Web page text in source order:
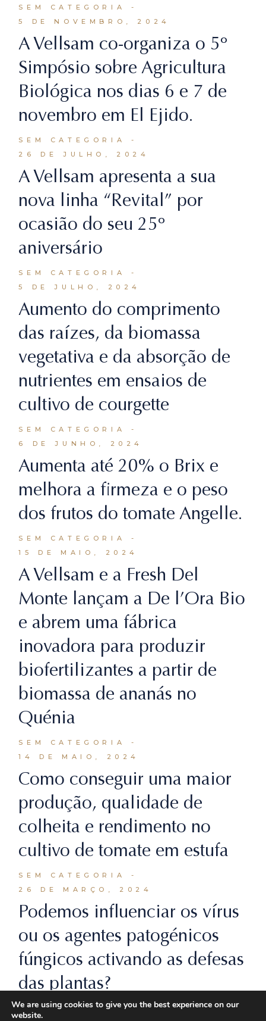
SEM CATEGORIA
5 DE NOVEMBRO, 2024
A Vellsam co-organiza o 5º
Simpósio sobre Agricultura
Biológica nos dias 6 e 7 de
novembro em El Ejido.
SEM CATEGORIA
26 DE JULHO, 2024
A Vellsam apresenta a sua
nova linha “Revital” por
ocasião do seu 25º
aniversário
SEM CATEGORIA
5 DE JULHO, 2024
Aumento do comprimento
das raízes, da biomassa
vegetativa e da absorção de
nutrientes em ensaios de
cultivo de courgette
SEM CATEGORIA
6 DE JUNHO, 2024
Aumenta até 20% o Brix e
melhora a firmeza e o peso
dos frutos do tomate Angelle.
SEM CATEGORIA
15 DE MAIO, 2024
A Vellsam e a Fresh Del
Monte lançam a De l’Ora Bio
e abrem uma fábrica
inovadora para produzir
biofertilizantes a partir de
biomassa de ananás no
Quénia
SEM CATEGORIA
14 DE MAIO, 2024
Como conseguir uma maior
produção, qualidade de
colheita e rendimento no
cultivo de tomate em estufa
SEM CATEGORIA
26 DE MARÇO, 2024
Podemos influenciar os vírus
ou os agentes patogénicos
fúngicos activando as defesas
das plantas?
SEM CATEGORIA
We are using cookies to give you the best experience on our
website.